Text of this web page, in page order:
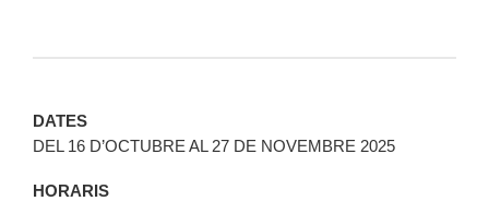
DATES
DEL 16 D’OCTUBRE AL 27 DE NOVEMBRE 2025
HORARIS